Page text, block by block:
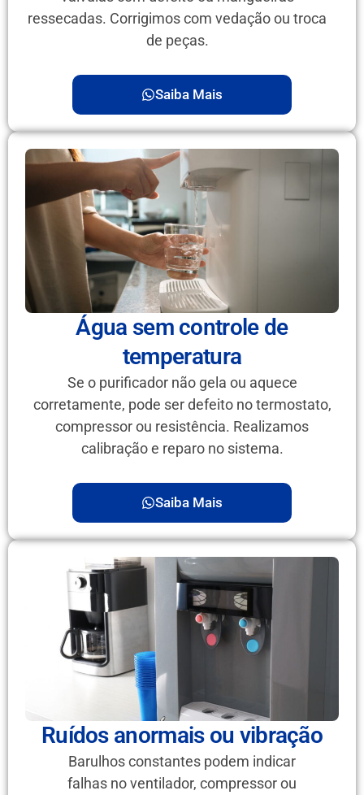
ressecadas. Corrigimos com vedação ou troca
de peças.
Saiba Mais
Água sem controle de
temperatura
Se o purificador não gela ou aquece
corretamente, pode ser defeito no termostato,
compressor ou resistência. Realizamos
calibração e reparo no sistema.
Saiba Mais
Ruídos anormais ou vibração
Barulhos constantes podem indicar
falhas no ventilador, compressor ou